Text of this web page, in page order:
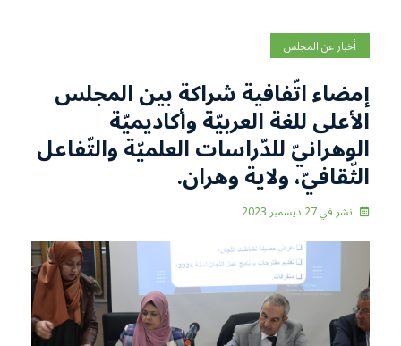
أخبار عن المجلس
إمضاء اتّفافية شراكة بين المجلس
الأعلى للغة العربيّة وأكاديميّة
الوهرانيّ للدّراسات العلميّة والتّفاعل
الثّقافيّ، ولاية وهران.
نشر في27 ديسمبر 2023